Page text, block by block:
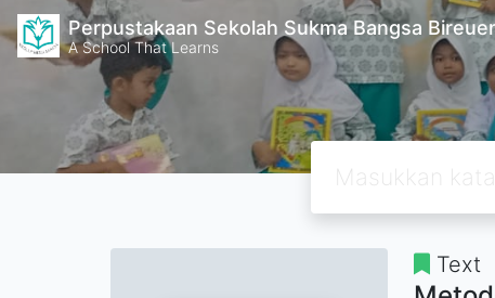
Perpustakaan Sekolah Sukma Bangsa
A School That Learns
Text